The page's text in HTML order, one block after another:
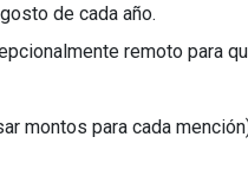
de cada año.
remoto para
montos para cada